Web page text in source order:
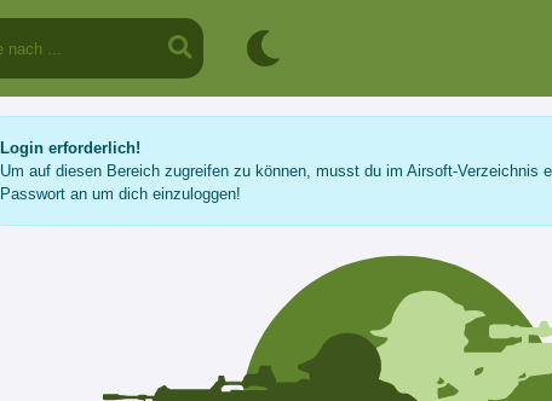
Login erforderlich!
Um auf diesen Bereich zugreifen zu können, musst du im Airsoft-Verzeichnis
Passwort an um dich einzuloggen!